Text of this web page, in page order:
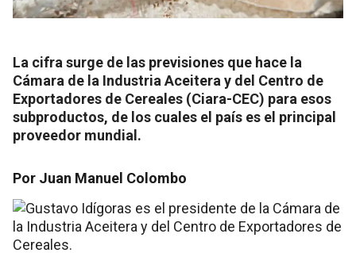
La cifra surge de las previsiones que hace la
Cámara de la Industria Aceitera y del Centro de
Exportadores de Cereales (Ciara-CEC) para esos
subproductos, de los cuales el país es el principal
proveedor mundial.
Por Juan Manuel Colombo